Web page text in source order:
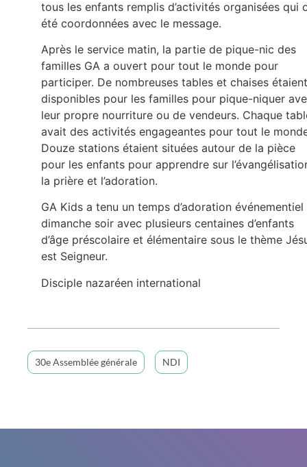
tous les enfants remplis d’activités organisées qui
été coordonnées avec le message.
Après le service matin, la partie de pique-nic des
familles GA a ouvert pour tout le monde pour
participer. De nombreuses tables et chaises étaient
disponibles pour les familles pour pique-niquer
leur propre nourriture ou de vendeurs. Chaque
avait des activités engageantes pour tout le
Douze stations étaient situées autour de la pièce
pour les enfants pour apprendre sur
la prière et l’adoration.
GA Kids a tenu un temps d’adoration événementiel
dimanche soir avec plusieurs centaines d’enfants
d’âge préscolaire et élémentaire sous le thème
est Seigneur.
Disciple nazaréen international
30e Assemblée générale NDI